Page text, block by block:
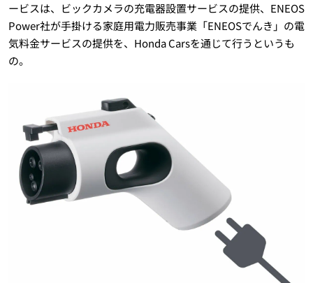
ービスは、ビックカメラの充電器設置サービスの提供、ENEOS
Power社が手掛ける家庭用電力販売事業「ENEOSでんき」の電
気料金サービスの提供を、Honda Carsを通じて行うというも
の。